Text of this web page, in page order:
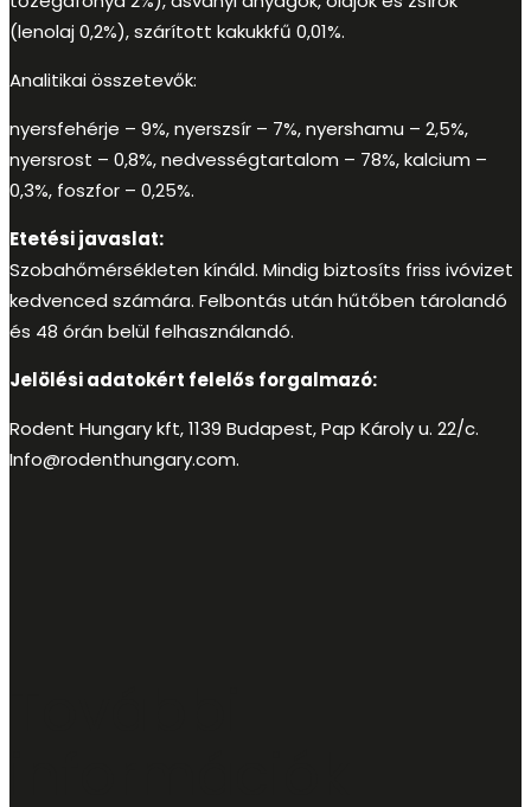
(lenolaj 0,2%), szárított kakukkfű 0,01%.
Analitikai összetevők:
nyersfehérje – 9%, nyerszsír – 7%, nyershamu – 2,5%,
nyersrost – 0,8%, nedvességtartalom – 78%, kalcium –
0,3%, foszfor – 0,25%.
Etetési javaslat:
Szobahőmérsékleten kínáld. Mindig biztosíts friss ivóvizet
kedvenced számára. Felbontás után hűtőben tárolandó
és 48 órán belül felhasználandó.
Jelölési adatokért felelős forgalmazó:
Rodent Hungary kft, 1139 Budapest, Pap Károly u. 22/c.
Info@rodenthungary.com.